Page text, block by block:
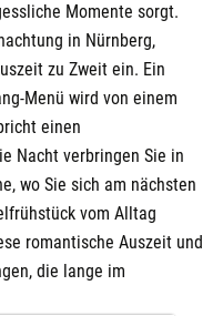
Momente sorgt.
in Nürnberg,
zu Zweit ein. Ein
Menü wird von einem
einen
Nacht verbringen Sie in
wo Sie sich am nächsten
vom Alltag
romantische Auszeit und
die lange im